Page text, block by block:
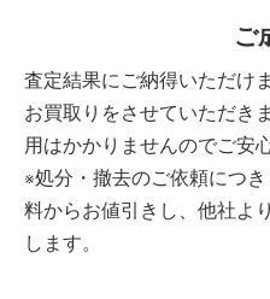
ご
査定結果にご納得いただけ
お買取りをさせていただき
用はかかりませんのでご安
※処分・撤去のご依頼につ
料からお値引きし、他社よ
します。